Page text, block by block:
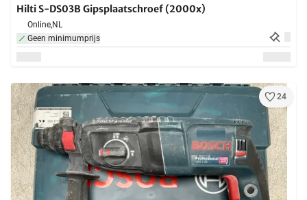
Hilti S-DS03B Gipsplaatschroef (2000x)
Online,NL
Geen minimumprijs
24